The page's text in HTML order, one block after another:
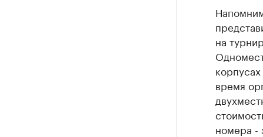
на
время
номера -